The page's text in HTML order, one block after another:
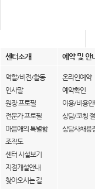
센터소개 예약 및 안
역할/비전/활동
인사말
원장 프로필
전문가 프로필
마음애의 특별함
조직도
센터 시설보기
지점개설안내
찾아오시는 길
온라인예약
예약확인
이용/비용
상담/코칭
상담사채용